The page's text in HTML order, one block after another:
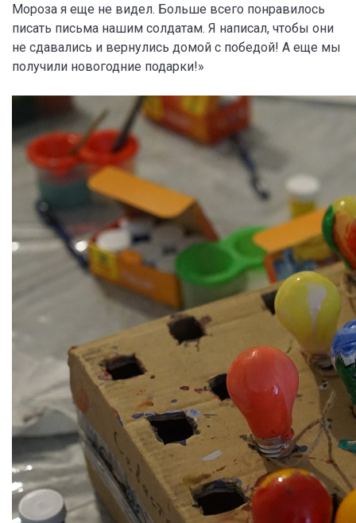
Мороза я еще не видел. Больше всего понравилось
писать письма нашим солдатам. Я написал, чтобы они
не сдавались и вернулись домой с победой! А еще мы
получили новогодние подарки!»